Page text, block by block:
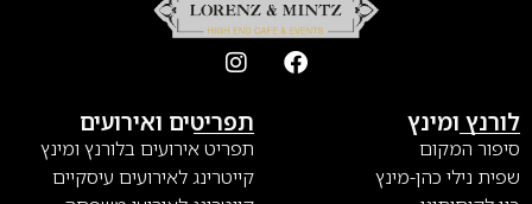
לורנץ ומינץ
סיפור המקום
שפית נילי כהן-מינץ
תפריטים ואירועים
תפריט אירועים בלורנץ ומינץ
קייטרינג לאירועים עיסקיים